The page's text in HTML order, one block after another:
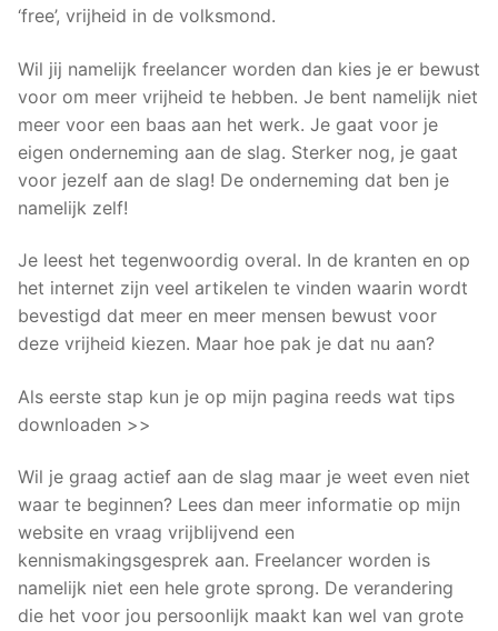
‘free’, vrijheid in de volksmond.
Wil jij namelijk freelancer worden dan kies je er bewust
voor om meer vrijheid te hebben. Je bent namelijk niet
meer voor een baas aan het werk. Je gaat voor je
eigen onderneming aan de slag. Sterker nog, je gaat
voor jezelf aan de slag! De onderneming dat ben je
namelijk zelf!
Je leest het tegenwoordig overal. In de kranten en op
het internet zijn veel artikelen te vinden waarin wordt
bevestigd dat meer en meer mensen bewust voor
deze vrijheid kiezen. Maar hoe pak je dat nu aan?
Als eerste stap kun je op mijn pagina reeds wat tips
downloaden >>
Wil je graag actief aan de slag maar je weet even niet
waar te beginnen? Lees dan meer informatie op mijn
website en vraag vrijblijvend een
kennismakingsgesprek aan. Freelancer worden is
namelijk niet een hele grote sprong. De verandering
die het voor jou persoonlijk maakt kan wel van grote